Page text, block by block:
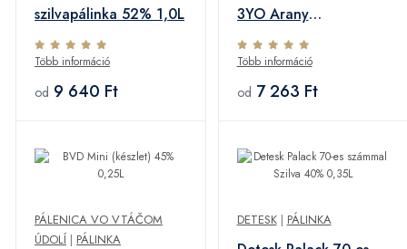
szilvapálinka 52% 1,0L
Több információ
od 9 640 Ft
3YO Arany
(Ébresztőóra) 50%
0,7L
Több információ
od 7 263 Ft
PÁLENICA VO VTÁČOM
ÚDOLÍ | PÁLINKA
DETESK| PÁLINKA